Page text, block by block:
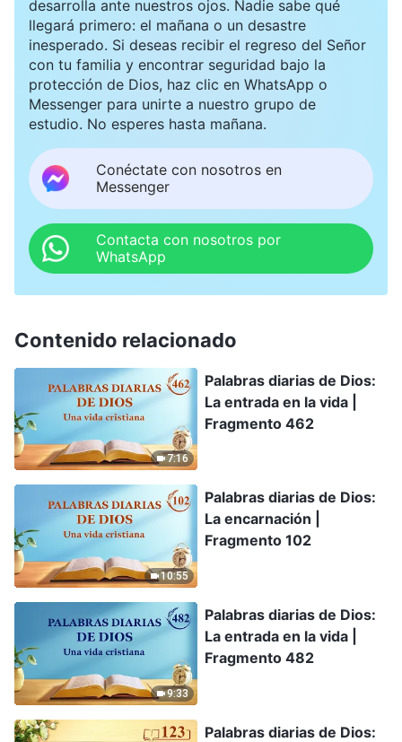
desarrolla ante nuestros ojos. Nadie sabe qué
llegará primero: el mañana o un desastre
inesperado. Si deseas recibir el regreso del Señor
con tu familia y encontrar seguridad bajo la
protección de Dios, haz clic en WhatsApp o
Messenger para unirte a nuestro grupo de
estudio. No esperes hasta mañana.
Conéctate con nosotros en
Messenger
Contacta con nosotros por
WhatsApp
Contenido relacionado
7:16
Palabras diarias de Dios:
La entrada en la vida |
Fragmento 462
10:55
Palabras diarias de Dios:
La encarnación |
Fragmento 102
9:33
Palabras diarias de Dios:
La entrada en la vida |
Fragmento 482
Palabras diarias de Dios: